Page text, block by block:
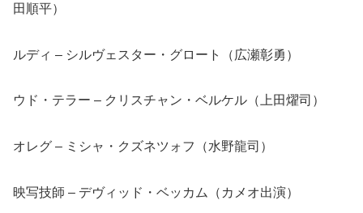
田順平）
ルディ – シルヴェスター・グロート（広瀬彰勇）
ウド・テラー – クリスチャン・ベルケル（上田燿司）
オレグ – ミシャ・クズネツォフ（水野龍司）
映写技師 – デヴィッド・ベッカム（カメオ出演）